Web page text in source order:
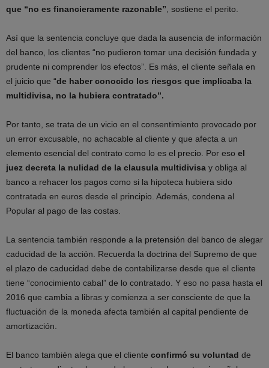
que “no es financieramente razonable” , sostiene el perito.
Así que la sentencia concluye que dada la ausencia de información
del banco, los clientes “no pudieron tomar una decisión fundada y
prudente ni comprender los efectos”. Es más, el cliente señala en
el juicio que “de haber conocido los riesgos que implicaba la
multidivisa, no la hubiera contratado”.
Por tanto, se trata de un vicio en el consentimiento provocado por
un error excusable, no achacable al cliente y que afecta a un
elemento esencial del contrato como lo es el precio. Por eso el
juez decreta la nulidad de la clausula multidivisa y obliga al
banco a rehacer los pagos como si la hipoteca hubiera sido
contratada en euros desde el principio. Además, condena al
Popular al pago de las costas.
La sentencia también responde a la pretensión del banco de alegar
caducidad de la acción. Recuerda la doctrina del Supremo de que
el plazo de caducidad debe de contabilizarse desde que el cliente
tiene “conocimiento cabal” de lo contratado. Y eso no pasa hasta el
2016 que cambia a libras y comienza a ser consciente de que la
fluctuación de la moneda afecta también al capital pendiente de
amortización.
El banco también alega que el cliente confirmó su voluntad de